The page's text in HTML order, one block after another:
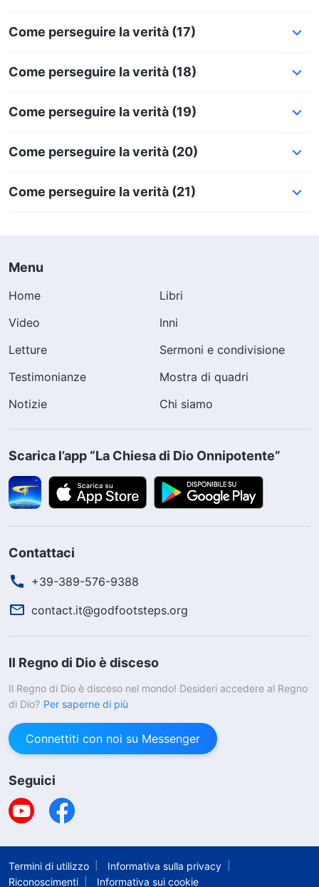
Come perseguire la verità (17)
Come perseguire la verità (18)
Come perseguire la verità (19)
Come perseguire la verità (20)
Come perseguire la verità (21)
Menu
Home
Libri
Video
Inni
Letture
Sermoni e condivisione
Testimonianze
Mostra di quadri
Notizie
Chi siamo
Scarica l’app “La Chiesa di Dio Onnipotente”
Contattaci
+39-389-576-9388
contact.it@godfootsteps.org
Il Regno di Dio è disceso
Il Regno di Dio è disceso nel mondo! Desideri accedere al Regno
di Dio? Per saperne di più
Connettiti con noi su Messenger
Seguici
Termini di utilizzo
Informativa sulla privacy
Riconoscimenti
Informativa sui cookie